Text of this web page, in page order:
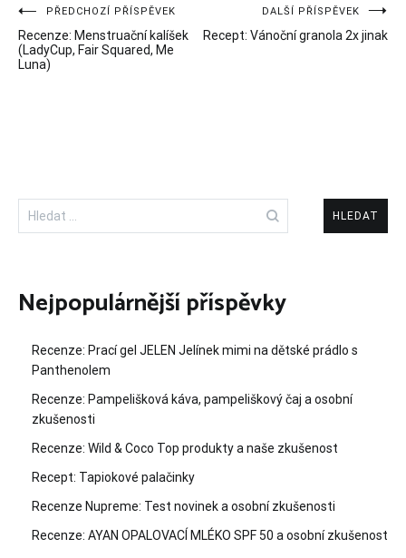
Navigace
pro
příspěvek
PŘEDCHOZÍ PŘÍSPĚVEK
Recenze: Menstruační kalíšek
(LadyCup, Fair Squared, Me
Luna)
DALŠÍ PŘÍSPĚVEK
Recept: Vánoční granola 2x jinak
Vyhledávání
Nejpopulárnější příspěvky
Recenze: Prací gel JELEN Jelínek mimi na dětské prádlo s
Panthenolem
Recenze: Pampelišková káva, pampeliškový čaj a osobní
zkušenosti
Recenze: Wild & Coco Top produkty a naše zkušenost
Recept: Tapiokové palačinky
Recenze Nupreme: Test novinek a osobní zkušenosti
Recenze: AYAN OPALOVACÍ MLÉKO SPF 50 a osobní zkušenost